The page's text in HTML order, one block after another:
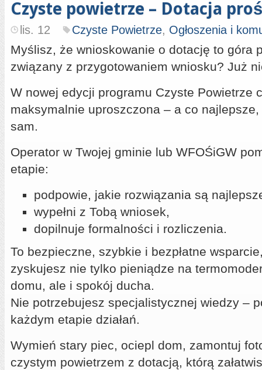
Czyste powietrze – Dotacja
lis. 12 Czyste Powietrze, Ogłoszenia i
Myślisz, że wnioskowanie o dotację to góra
związany z przygotowaniem wniosku? Już
W nowej edycji programu Czyste Powietrze
maksymalnie uproszczona – a co
sam.
Operator w Twojej gminie lub WFOŚiGW
etapie:
podpowie, jakie rozwiązania są
wypełni z Tobą wniosek,
dopilnuje formalności i rozliczenia.
To bezpieczne, szybkie i bezpłatne
zyskujesz nie tylko pieniądze na
domu, ale i spokój ducha.
Nie potrzebujesz specjalistycznej wiedzy –
każdym etapie działań.
Wymień stary piec, ociepl dom, zamontuj
czystym powietrzem z dotacją, którą